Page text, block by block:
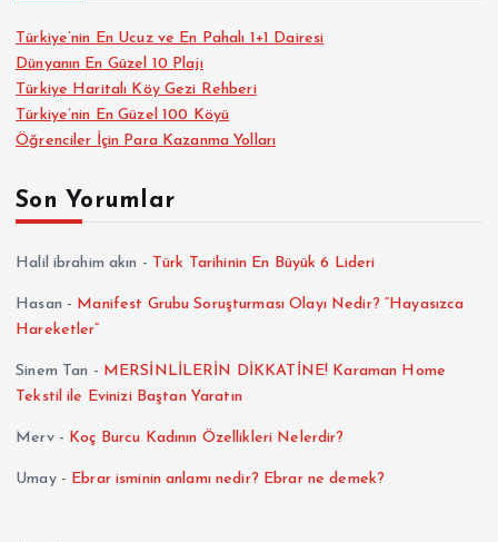
s
a
y
l
a
m
a
Türkiye’nin En Ucuz ve En Pahalı 1+1 Dairesi
Dünyanın En Güzel 10 Plajı
Türkiye Haritalı Köy Gezi Rehberi
Türkiye’nin En Güzel 100 Köyü
Öğrenciler İçin Para Kazanma Yolları
Son Yorumlar
Halil ibrahim akın - Türk Tarihinin En Büyük 6 Lideri
Hasan - Manifest Grubu Soruşturması Olayı Nedir? “Hayasızca
Hareketler”
Sinem Tan - MERSİNLİLERİN DİKKATİNE! Karaman Home
Tekstil ile Evinizi Baştan Yaratın
Merv- Koç Burcu Kadının Özellikleri Nelerdir?
Umay- Ebrar isminin anlamı nedir? Ebrar ne demek?